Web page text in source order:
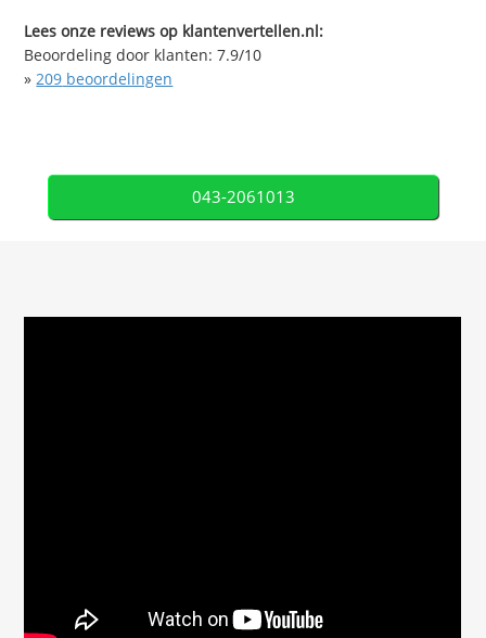
Lees onze reviews op klantenvertellen.nl:
Beoordeling door klanten:7.9/10
» 209 beoordelingen
043-2061013